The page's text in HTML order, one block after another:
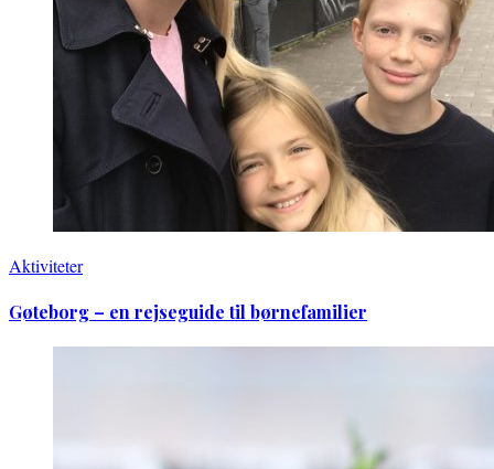
Aktiviteter
Gøteborg – en rejseguide til børnefamilier